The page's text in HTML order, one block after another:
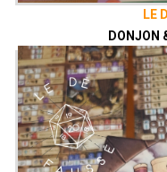
LE
DONJON